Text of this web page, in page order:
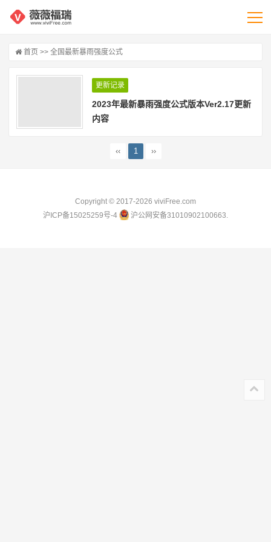
首页 >> 全国最新暴雨强度公式
更新记录
2023年最新暴雨强度公式版本Ver2.17更新
内容
‹‹ 1 ››
Copyright © 2017-2026 viviFree.com
沪ICP备15025259号-4
沪公网安备31010902100663.